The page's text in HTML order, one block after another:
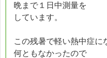
晩まで１日中測量を
しています。
この残暑で軽い熱中症に
何ともなかったので